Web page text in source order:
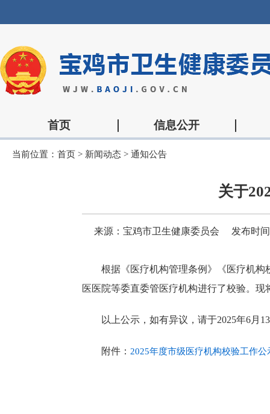
首页 信息公开
当前位置： 首页 > 新闻动态 > 通知公告
关于
来源：宝鸡市卫生健康委员会 发布时
根据《医疗机构管理条例》《医疗机
医医院等委直委管医疗机构进行了校验。现
以上公示，如有异议，请于2025年6月
附件： 2025年度市级医疗机构校验工作公